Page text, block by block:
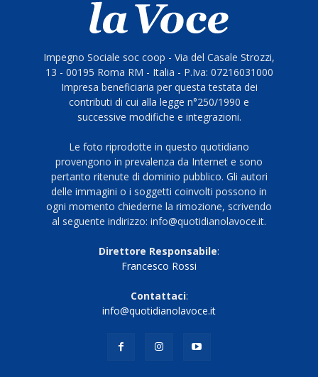
Impegno Sociale soc coop - Via del Casale Strozzi,
13 - 00195 Roma RM - Italia - P.Iva: 07216031000
Impresa beneficiaria per questa testata dei
contributi di cui alla legge n°250/1990 e
successive modifiche e integrazioni.
Le foto riprodotte in questo quotidiano
provengono in prevalenza da Internet e sono
pertanto ritenute di dominio pubblico. Gli autori
delle immagini o i soggetti coinvolti possono in
ogni momento chiederne la rimozione, scrivendo
al seguente indirizzo: info@quotidianolavoce.it.
Direttore Responsabile:
Francesco Rossi
Contattaci:
info@quotidianolavoce.it